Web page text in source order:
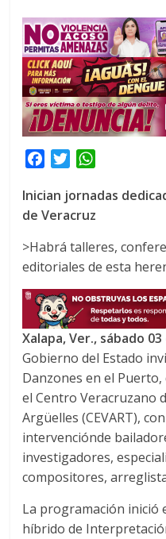
c
e
o
o
k
T
i
t
e
r
a
A
p
p
Inician jornadas
de Veracruz
>Habrá talleres,
editoriales de esta
Xalapa, Ver., sábado 03
Gobierno del Estado
Danzones en el Puerto,
el Centro Veracruzano
Argüelles (CEVART),
intervenciónde
investigadores,
compositores,
La programación inició
híbrido de